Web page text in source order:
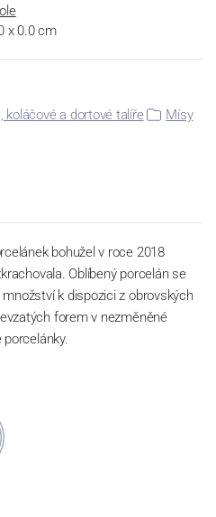
x 0.0 cm
koláčové a dortové talíře
Mísy
bohužel v roce 2018
Oblíbený porcelán se
k dispozici z obrovských
forem v nezměněné
porcelánky.